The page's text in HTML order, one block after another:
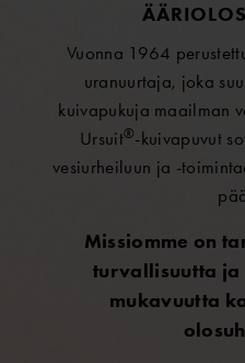
Vuonna 1964
uranuurtaja, joka
kuivapukuja maailman
Ursuit®-kuivapuvut
vesiurheiluun ja -
Missiomme on
turvallisuutta
mukavuutta